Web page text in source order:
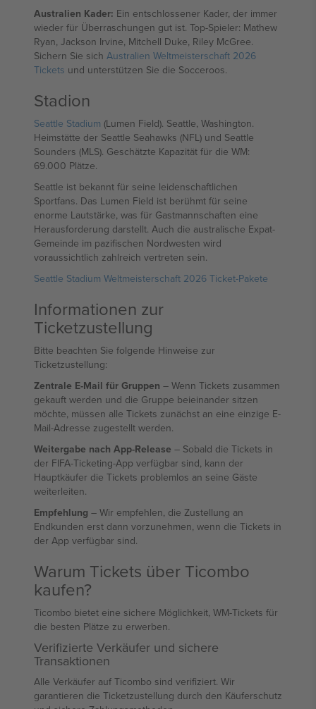
Australien Kader: Ein entschlossener Kader, der immer
wieder für Überraschungen gut ist. Top-Spieler: Mathew
Ryan, Jackson Irvine, Mitchell Duke, Riley McGree.
Sichern Sie sich Australien Weltmeisterschaft 2026
Tickets und unterstützen Sie die Socceroos.
Stadion
Seattle Stadium (Lumen Field). Seattle, Washington.
Heimstätte der Seattle Seahawks (NFL) und Seattle
Sounders (MLS). Geschätzte Kapazität für die WM:
69.000 Plätze.
Seattle ist bekannt für seine leidenschaftlichen
Sportfans. Das Lumen Field ist berühmt für seine
enorme Lautstärke, was für Gastmannschaften eine
Herausforderung darstellt. Auch die australische Expat-
Gemeinde im pazifischen Nordwesten wird
voraussichtlich zahlreich vertreten sein.
Seattle Stadium Weltmeisterschaft 2026 Ticket-Pakete
Informationen zur
Ticketzustellung
Bitte beachten Sie folgende Hinweise zur
Ticketzustellung:
Zentrale E-Mail für Gruppen – Wenn Tickets zusammen
gekauft werden und die Gruppe beieinander sitzen
möchte, müssen alle Tickets zunächst an eine einzige E-
Mail-Adresse zugestellt werden.
Weitergabe nach App-Release – Sobald die Tickets in
der FIFA-Ticketing-App verfügbar sind, kann der
Hauptkäufer die Tickets problemlos an seine Gäste
weiterleiten.
Empfehlung – Wir empfehlen, die Zustellung an
Endkunden erst dann vorzunehmen, wenn die Tickets in
der App verfügbar sind.
Warum Tickets über Ticombo
kaufen?
Ticombo bietet eine sichere Möglichkeit, WM-Tickets für
die besten Plätze zu erwerben.
Verifizierte Verkäufer und sichere
Transaktionen
Alle Verkäufer auf Ticombo sind verifiziert. Wir
garantieren die Ticketzustellung durch den Käuferschutz